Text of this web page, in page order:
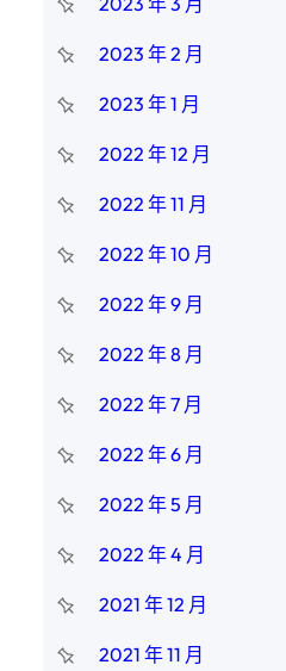
2023 年 2 月
2023 年 1 月
2022 年 12 月
2022 年 11 月
2022 年 10 月
2022 年 9 月
2022 年 8 月
2022 年 7 月
2022 年 6 月
2022 年 5 月
2022 年 4 月
2021 年 12 月
2021 年 11 月